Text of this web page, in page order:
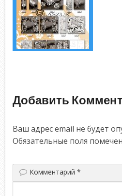
Добавить
Ваш адрес email не будет
Обязательные поля
Комментарий*